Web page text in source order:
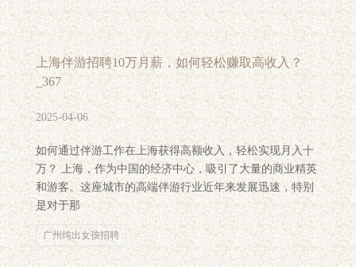
上海伴游招聘10万月薪，如何轻松赚取高收入？
_367
2025-04-06
如何通过伴游工作在上海获得高额收入，轻松实现月入十
万？ 上海，作为中国的经济中心，吸引了大量的商业精英
和游客。这座城市的高端伴游行业近年来发展迅速，特别
是对于那
广州纯出女孩招聘